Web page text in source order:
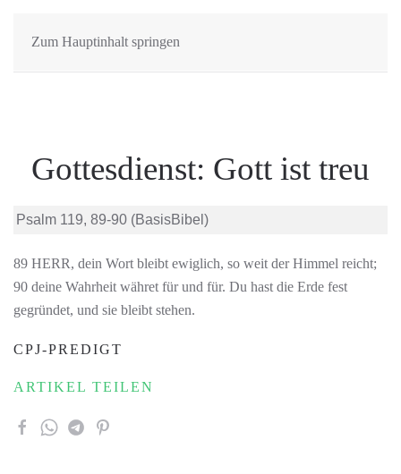
Zum Hauptinhalt springen
Gottesdienst: Gott ist treu
Psalm 119, 89-90 (BasisBibel)
89 HERR, dein Wort bleibt ewiglich, so weit der Himmel reicht;
90 deine Wahrheit währet für und für. Du hast die Erde fest
gegründet, und sie bleibt stehen.
CPJ-PREDIGT
ARTIKEL TEILEN